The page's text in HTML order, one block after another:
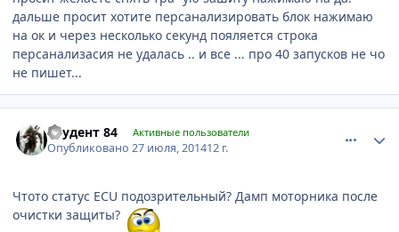
дальше просит хотите персанализировать блок нажимаю
на ок и через несколько секунд пояляется строка
персанализасия не удалась .. и все ... про 40 запусков не чо
не пишет...
Студент 84 Активные пользователи
Опубликовано27 июля, 201412 г.
Чтото статус ECU подозрительный? Дамп моторника после
очистки защиты?